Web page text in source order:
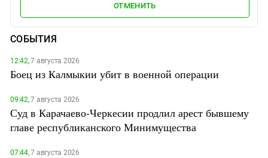
ОТМЕНИТЬ
СОБЫТИЯ
12:42,7 августа 2026
Боец из Калмыкии убит в военной операции
09:42,7 августа 2026
Суд в Карачаево-Черкесии продлил арест бывшему
главе республиканского Минимущества
07:44,7 августа 2026